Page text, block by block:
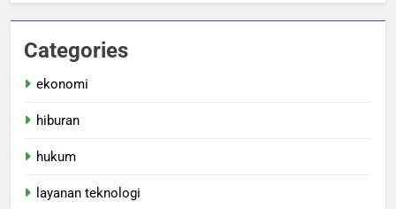
Categories
ekonomi
hiburan
hukum
layanan teknologi